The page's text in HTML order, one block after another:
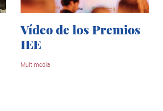
Vídeo de los Premios
IEE
Multimedia